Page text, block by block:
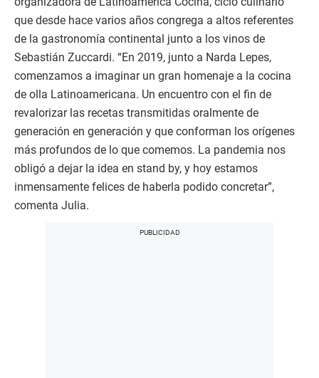
que desde hace varios años congrega a altos referentes
de la gastronomía continental junto a los vinos de
Sebastián Zuccardi. “En 2019, junto a Narda Lepes,
comenzamos a imaginar un gran homenaje a la cocina
de olla Latinoamericana. Un encuentro con el fin de
revalorizar las recetas transmitidas oralmente de
generación en generación y que conforman los orígenes
más profundos de lo que comemos. La pandemia nos
obligó a dejar la idea en stand by, y hoy estamos
inmensamente felices de haberla podido concretar”,
comenta Julia.